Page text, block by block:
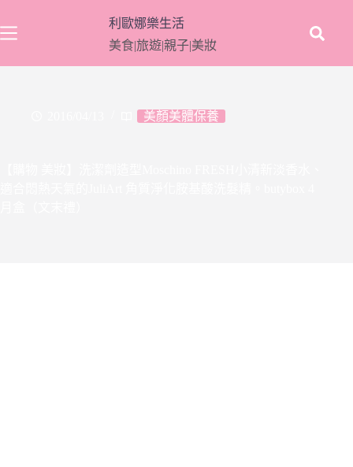
至
要
利歐娜樂生活
美食|旅遊|親子|美妝
美顏美體保養